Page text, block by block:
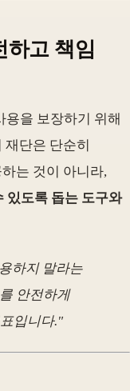
하고 책임
을 보장하기 위해
단은 단순히
는 것이 아니라,
있도록 돕는 도구와
하지 말라는
안전하게
입니다."